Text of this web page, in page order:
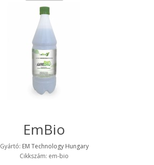
EmBio
Gyártó: EM Technology Hungary
Cikkszám: em-bio